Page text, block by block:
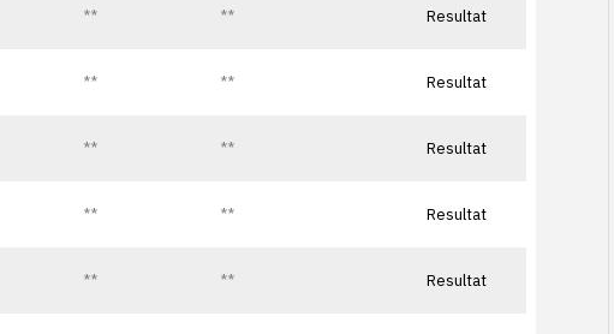
** ** Resultat
** ** Resultat
** ** Resultat
** ** Resultat
** ** Resultat